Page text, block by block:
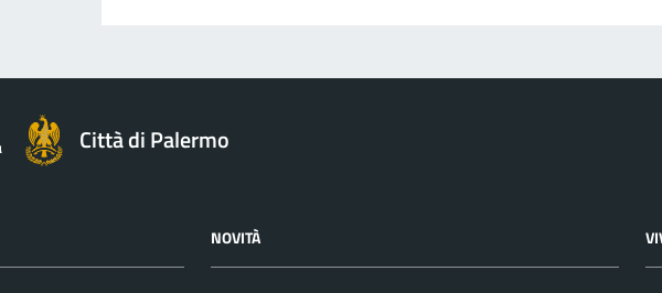
Città di Palermo
NOVITÀ